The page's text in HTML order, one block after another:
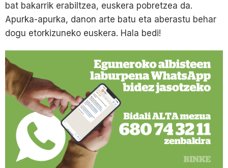
bat bakarrik erabiltzea, euskera pobretzea da.
Apurka-apurka, danon arte batu eta aberastu behar
dogu etorkizuneko euskera. Hala bedi!